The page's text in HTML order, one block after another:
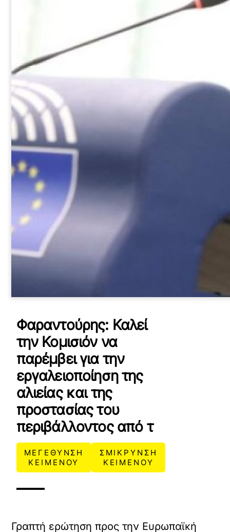
Φαραντούρης: Καλεί
την Κομισιόν να
παρέμβει για την
εργαλειοποίηση της
αλιείας και της
προστασίας του
περιβάλλοντος από τ
ΜΕΓΕΘΥΝΣΗ
ΚΕΙΜΕΝΟΥ
ΣΜΙΚΡΥΝΣΗ
ΚΕΙΜΕΝΟΥ
Γραπτή ερώτηση προς την Ευρωπαϊκή